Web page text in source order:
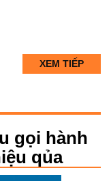
XEM TIẾP
gọi hành
qủa